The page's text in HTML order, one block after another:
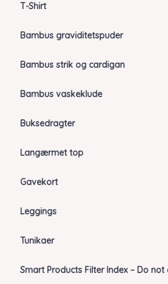
T-Shirt
Bambus graviditetspuder
Bambus strik og cardigan
Bambus vaskeklude
Buksedragter
Langærmet top
Gavekort
Leggings
Tunikaer
Smart Products Filter Index – Do not